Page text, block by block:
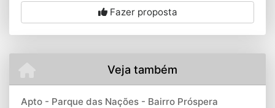
Fazer proposta
Veja também
Apto - Parque das Nações - Bairro Próspera